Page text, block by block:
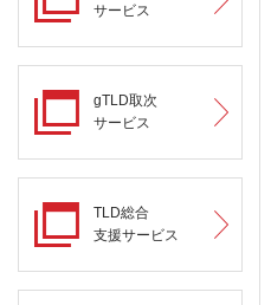
サービス
gTLD取次
サービス
TLD総合
支援サービス